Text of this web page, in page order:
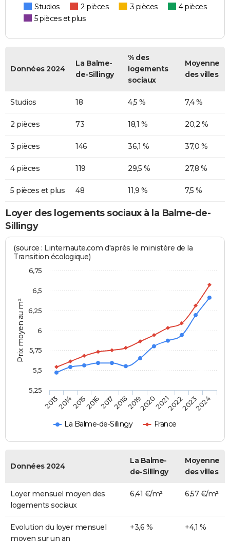
Studios 2 pièces 3 pièces
4 pièces
5 pièces et plus
Données 2024
La Balme-
de-Sillingy
% des
logements
sociaux
Moyenne
des villes
Studios 18 4,5 % 7,4 %
2 pièces 73 18,1 % 20,2 %
3 pièces 146 36,1 % 37,0 %
4 pièces 119 29,5 % 27,8 %
5 pièces et plus 48 11,9 % 7,5 %
Loyer des logements sociaux à la Balme-de-
Sillingy
Prix moyen au m²
(source : Linternaute.com d'après le ministère de la
Transition écologique)
La Balme-de-Sillingy France
201320142015201620172018201920202021202220232024
5,25
5,5
5,75
6
6,25
6,5
6,75
Données 2024
La Balme-
de-Sillingy
Moyenne
des villes
Loyer mensuel moyen des
logements sociaux
6,41 €/m² 6,57 €/m²
Evolution du loyer mensuel
moyen sur un an
+3,6 % +4,1 %